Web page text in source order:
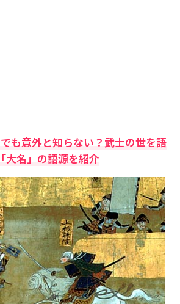
も意外と知らない？武士の世を語
大名」の語源を紹介